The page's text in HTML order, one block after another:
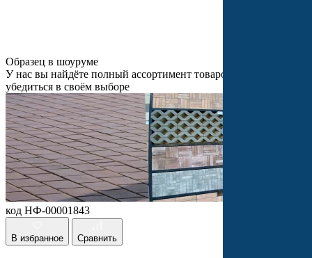
Образец в шоуруме
У нас вы найдёте полный ассортимент товаров и сможете
убедиться в своём выборе
код НФ-00001843
В избранное Сравнить